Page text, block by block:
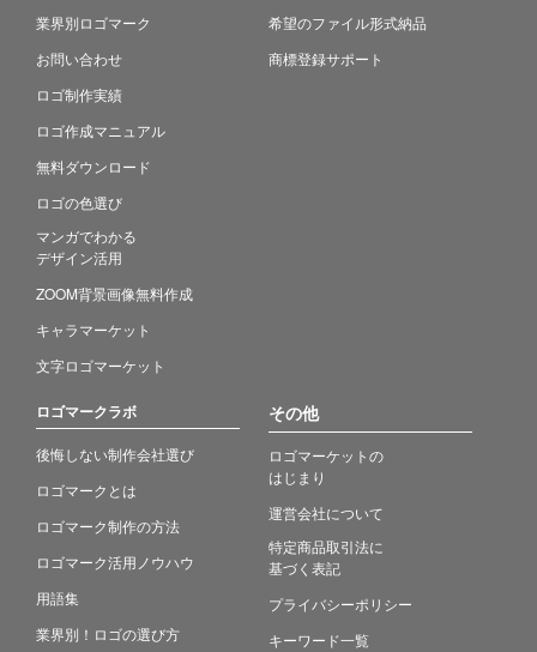
業界別ロゴマーク
お問い合わせ
ロゴ制作実績
ロゴ作成マニュアル
無料ダウンロード
ロゴの色選び
マンガでわかる
デザイン活用
ZOOM背景画像無料作成
キャラマーケット
文字ロゴマーケット
希望のファイル形式納品
商標登録サポート
ロゴマークラボ
後悔しない制作会社選び
ロゴマークとは
ロゴマーク制作の方法
ロゴマーク活用ノウハウ
用語集
業界別！ロゴの選び方
その他
ロゴマーケットの
はじまり
運営会社について
特定商品取引法に
基づく表記
プライバシーポリシー
キーワード一覧